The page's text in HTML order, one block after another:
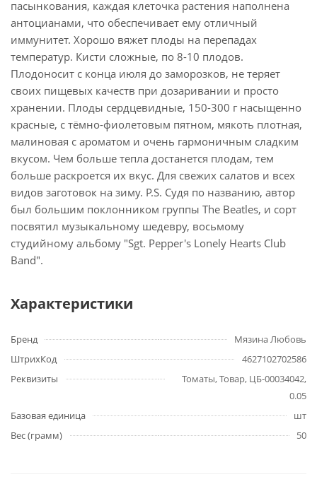
пасынкования, каждая клеточка растения наполнена
антоцианами, что обеспечивает ему отличный
иммунитет. Хорошо вяжет плоды на перепадах
температур. Кисти сложные, по 8-10 плодов.
Плодоносит с конца июля до заморозков, не теряет
своих пищевых качеств при дозаривании и просто
хранении. Плоды сердцевидные, 150-300 г насыщенно
красные, с тёмно-фиолетовым пятном, мякоть плотная,
малиновая с ароматом и очень гармоничным сладким
вкусом. Чем больше тепла достанется плодам, тем
больше раскроется их вкус. Для свежих салатов и всех
видов заготовок на зиму. P.S. Судя по названию, автор
был большим поклонником группы The Beatles, и сорт
посвятил музыкальному шедевру, восьмому
студийному альбому "Sgt. Pepper's Lonely Hearts Club
Band".
Характеристики
Бренд
Мязина Любовь
ШтрихКод
4627102702586
Реквизиты
Томаты, Товар, ЦБ-00034042,
0.05
Базовая единица
шт
Вес (грамм)
50